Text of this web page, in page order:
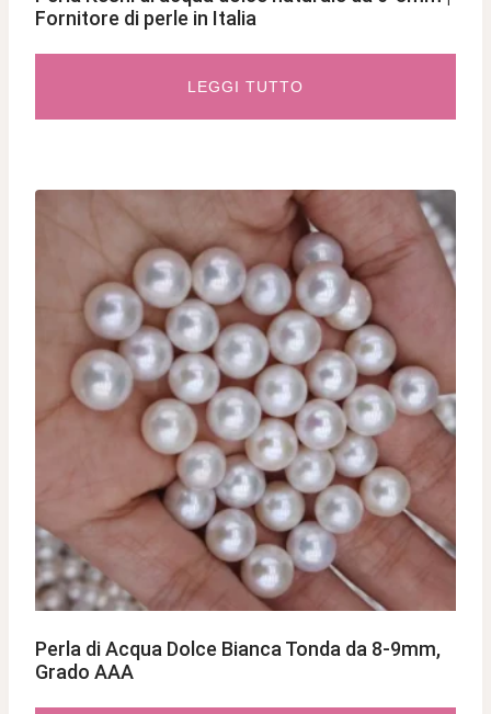
Fornitore di perle in Italia
LEGGI TUTTO
Perla di Acqua Dolce Bianca Tonda da 8-9mm,
Grado AAA